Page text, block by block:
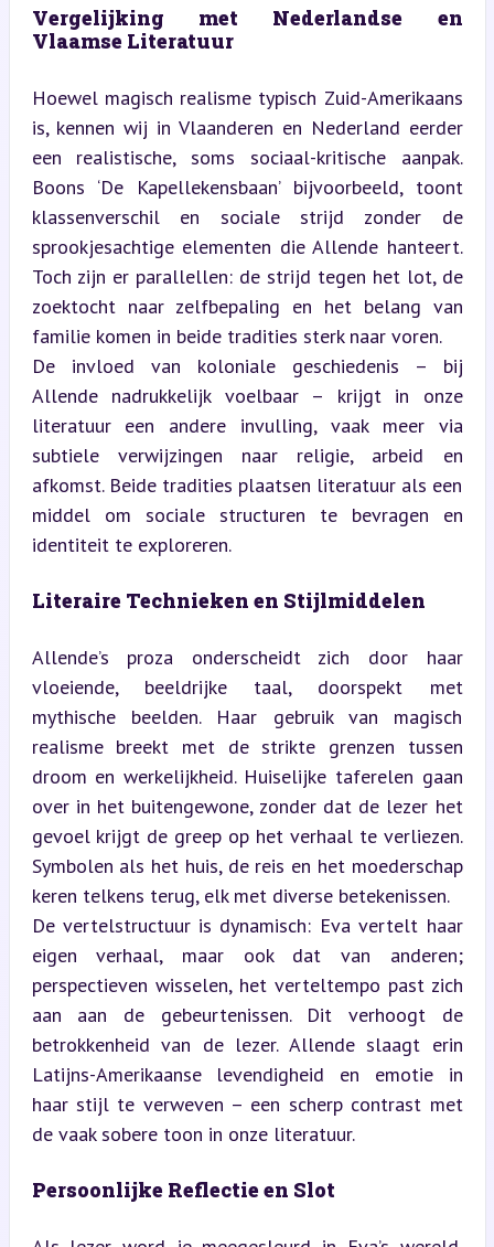
Vergelijking met Nederlandse en
Vlaamse Literatuur
Hoewel magisch realisme typisch Zuid-Amerikaans
is, kennen wij in Vlaanderen en Nederland eerder
een realistische, soms sociaal-kritische aanpak.
Boons ‘De Kapellekensbaan’ bijvoorbeeld, toont
klassenverschil en sociale strijd zonder de
sprookjesachtige elementen die Allende hanteert.
Toch zijn er parallellen: de strijd tegen het lot, de
zoektocht naar zelfbepaling en het belang van
familie komen in beide tradities sterk naar voren.
De invloed van koloniale geschiedenis – bij
Allende nadrukkelijk voelbaar – krijgt in onze
literatuur een andere invulling, vaak meer via
subtiele verwijzingen naar religie, arbeid en
afkomst. Beide tradities plaatsen literatuur als een
middel om sociale structuren te bevragen en
identiteit te exploreren.
Literaire Technieken en Stijlmiddelen
Allende’s proza onderscheidt zich door haar
vloeiende, beeldrijke taal, doorspekt met
mythische beelden. Haar gebruik van magisch
realisme breekt met de strikte grenzen tussen
droom en werkelijkheid. Huiselijke taferelen gaan
over in het buitengewone, zonder dat de lezer het
gevoel krijgt de greep op het verhaal te verliezen.
Symbolen als het huis, de reis en het moederschap
keren telkens terug, elk met diverse betekenissen.
De vertelstructuur is dynamisch: Eva vertelt haar
eigen verhaal, maar ook dat van anderen;
perspectieven wisselen, het verteltempo past zich
aan aan de gebeurtenissen. Dit verhoogt de
betrokkenheid van de lezer. Allende slaagt erin
Latijns-Amerikaanse levendigheid en emotie in
haar stijl te verweven – een scherp contrast met
de vaak sobere toon in onze literatuur.
Persoonlijke Reflectie en Slot